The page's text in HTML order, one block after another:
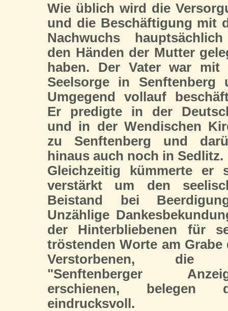
Wie üblich wird die
und die Beschäftigung mit
Nachwuchs
den Händen der Mutter
haben. Der Vater war mit
Seelsorge in Senftenberg
Umgegend vollauf
Er predigte in der
und in der Wendischen
zu Senftenberg und
hinaus auch noch in Sedlitz.
Gleichzeitig kümmerte er
verstärkt um den
Beistand bei
Unzählige
der Hinterbliebenen für
tröstenden Worte am Grabe
Verstorbenen, die
"Senftenberger
erschienen, belegen
eindrucksvoll.